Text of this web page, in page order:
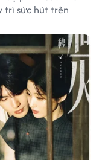
trì sức hút trên